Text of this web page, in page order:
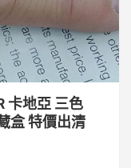
卡地亞 三色
盒 特價出清